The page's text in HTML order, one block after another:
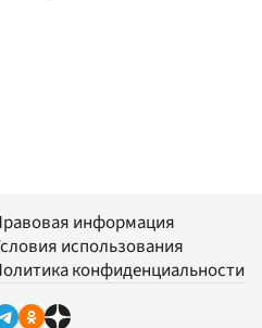
информация
использования
конфиденциальности